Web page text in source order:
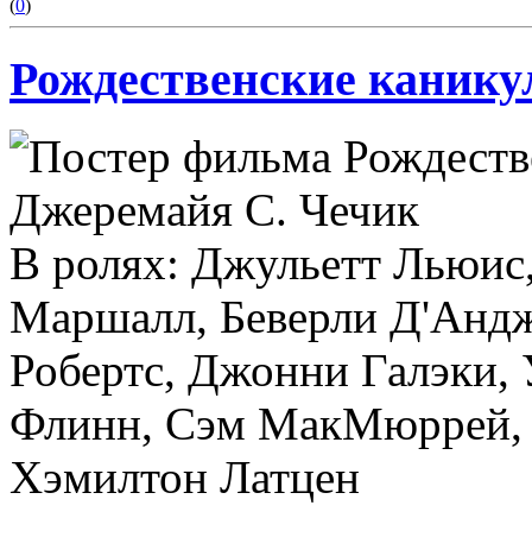
(0)
Рождественские
Джеремайя С. Чечик
В ролях: Джульетт
Маршалл, Беверли
Робертс, Джонни
Флинн, Сэм МакМюррей,
Хэмилтон Латцен